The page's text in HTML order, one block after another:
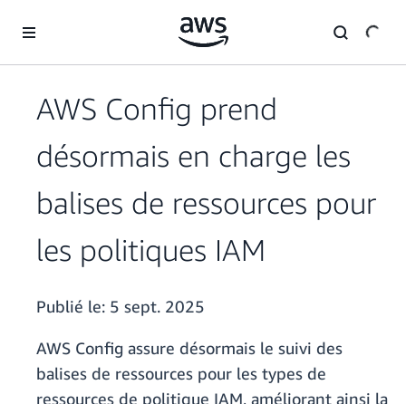
AWS Config prend
désormais en charge les
balises de ressources pour
les politiques IAM
Publié le: 5 sept. 2025
AWS Config assure désormais le suivi des
balises de ressources pour les types de
ressources de politique IAM, améliorant ainsi la